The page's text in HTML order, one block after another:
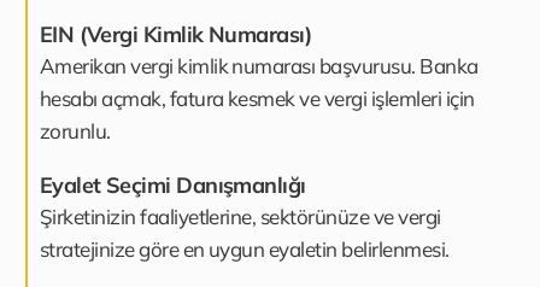
EIN (Vergi Kimlik Numarası)
Amerikan vergi kimlik numarası başvurusu. Banka
hesabı açmak, fatura kesmek ve vergi işlemleri için
zorunlu.
Eyalet Seçimi Danışmanlığı
Şirketinizin faaliyetlerine, sektörünüze ve vergi
stratejinize göre en uygun eyaletin belirlenmesi.